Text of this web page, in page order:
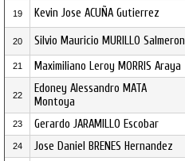
19 Kevin Jose ACUÑA Gutierrez
20 Silvio Mauricio MURILLO Salmeron
21 Maximiliano Leroy MORRIS Araya
22
Edoney Alessandro MATA
Montoya
23 Gerardo JARAMILLO Escobar
24 Jose Daniel BRENES Hernandez